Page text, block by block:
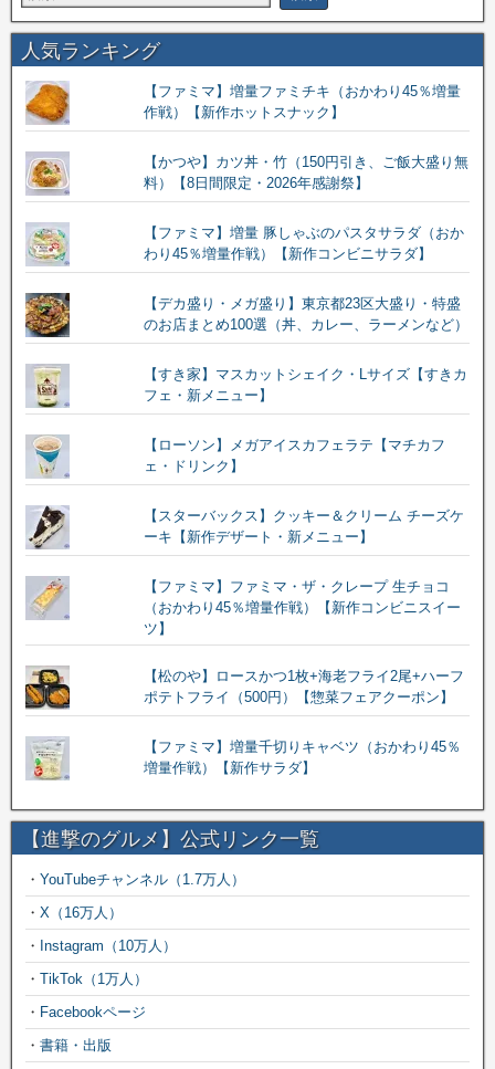
人気ランキング
【ファミマ】増量ファミチキ（おかわり45％増量
作戦）【新作ホットスナック】
【かつや】カツ丼・竹（150円引き、ご飯大盛り無
料）【8日間限定・2026年感謝祭】
【ファミマ】増量 豚しゃぶのパスタサラダ（おか
わり45％増量作戦）【新作コンビニサラダ】
【デカ盛り・メガ盛り】東京都23区大盛り・特盛
のお店まとめ100選（丼、カレー、ラーメンなど）
【すき家】マスカットシェイク・Lサイズ【すきカ
フェ・新メニュー】
【ローソン】メガアイスカフェラテ【マチカフ
ェ・ドリンク】
【スターバックス】クッキー＆クリーム チーズケ
ーキ【新作デザート・新メニュー】
【ファミマ】ファミマ・ザ・クレープ 生チョコ
（おかわり45％増量作戦）【新作コンビニスイー
ツ】
【松のや】ロースかつ1枚+海老フライ2尾+ハーフ
ポテトフライ（500円）【惣菜フェアクーポン】
【ファミマ】増量千切りキャベツ（おかわり45％
増量作戦）【新作サラダ】
【進撃のグルメ】公式リンク一覧
・ YouTubeチャンネル（1.7万人）
・ X（16万人）
・ Instagram（10万人）
・ TikTok（1万人）
・ Facebookページ
・ 書籍・出版